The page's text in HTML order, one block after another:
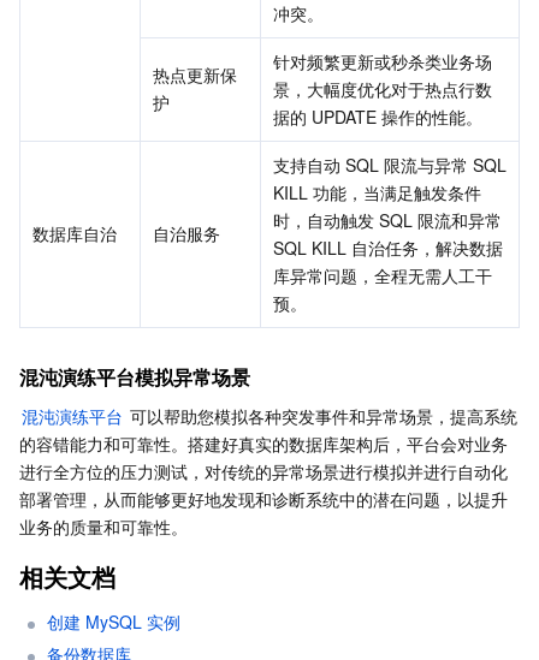
冲突。
热点更新保
护
针对频繁更新或秒杀类业务场
景，大幅度优化对于热点行数
据的 UPDATE 操作的性能。
数据库自治 自治服务
支持自动 SQL 限流与异常 SQL
KILL 功能，当满足触发条件
时，自动触发 SQL 限流和异常
SQL KILL 自治任务，解决数据
库异常问题，全程无需人工干
预。
混沌演练平台模拟异常场景
混沌演练平台 可以帮助您模拟各种突发事件和异常场景，提高系统
的容错能力和可靠性。搭建好真实的数据库架构后，平台会对业务
进行全方位的压力测试，对传统的异常场景进行模拟并进行自动化
部署管理，从而能够更好地发现和诊断系统中的潜在问题，以提升
业务的质量和可靠性。
相关文档
创建 MySQL 实例
备份数据库